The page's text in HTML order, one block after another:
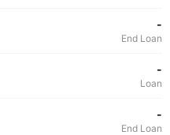
-
End Loan
-
Loan
-
End Loan